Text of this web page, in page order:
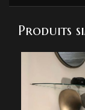
Produits